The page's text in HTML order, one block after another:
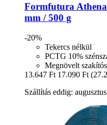
Formfutura
mm / 500 g
-20%
Tekercs nélkül
PCTG 10%
Megnövelt
13.647 Ft 17.090 Ft
Szállítás eddig: